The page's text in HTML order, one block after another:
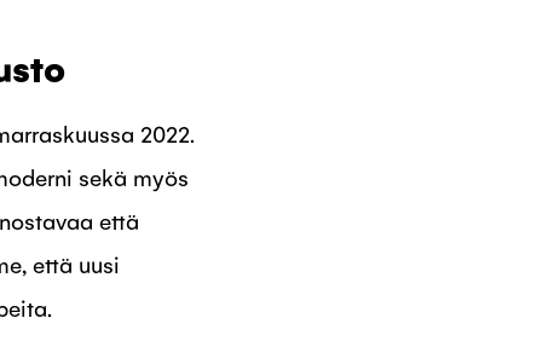
2022.
sekä myös
että
että uusi